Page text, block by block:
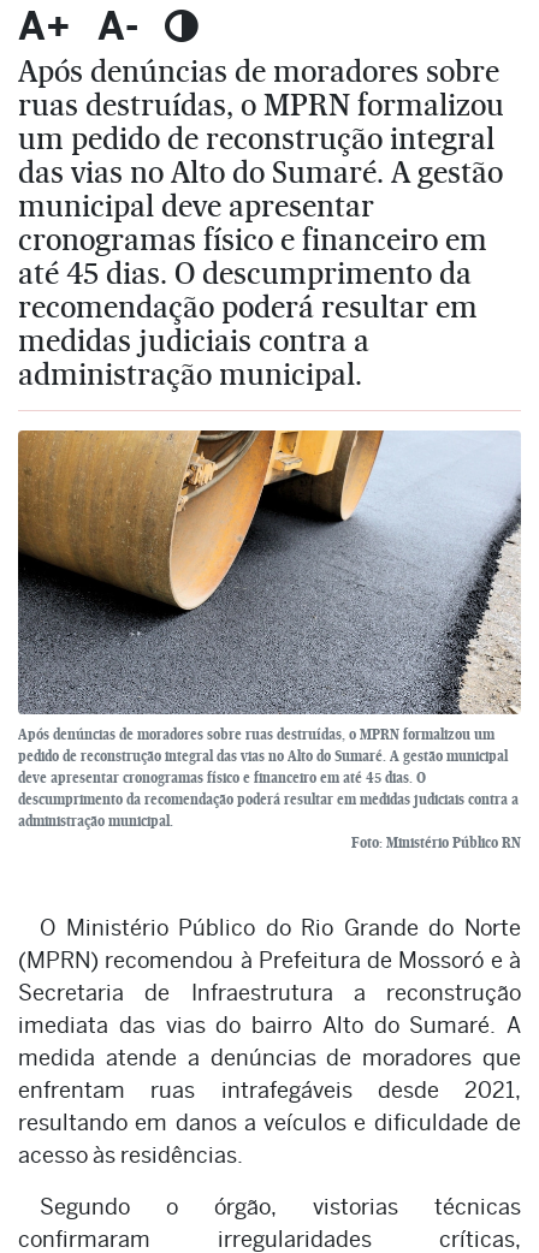
A+ A-
Após denúncias de moradores sobre
ruas destruídas, o MPRN formalizou
um pedido de reconstrução integral
das vias no Alto do Sumaré. A gestão
municipal deve apresentar
cronogramas físico e financeiro em
até 45 dias. O descumprimento da
recomendação poderá resultar em
medidas judiciais contra a
administração municipal.
Após denúncias de moradores sobre ruas destruídas, o MPRN formalizou um
pedido de reconstrução integral das vias no Alto do Sumaré. A gestão municipal
deve apresentar cronogramas físico e financeiro em até 45 dias. O
descumprimento da recomendação poderá resultar em medidas judiciais contra a
administração municipal.
Foto: Ministério Público RN
O Ministério Público do Rio Grande do Norte
(MPRN) recomendou à Prefeitura de Mossoró e à
Secretaria de Infraestrutura a reconstrução
imediata das vias do bairro Alto do Sumaré. A
medida atende a denúncias de moradores que
enfrentam ruas intrafegáveis desde 2021,
resultando em danos a veículos e dificuldade de
acesso às residências.
Segundo o órgão, vistorias técnicas
confirmaram irregularidades críticas,